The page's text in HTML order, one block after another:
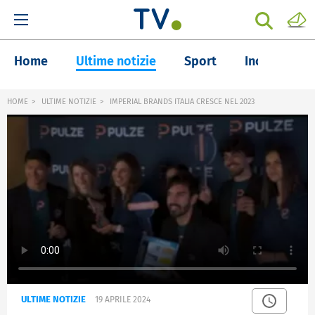
Home Ultime notizie Sport Inchieste
HOME ULTIME NOTIZIE IMPERIAL BRANDS ITALIA CRESCE NEL 2023
ULTIME NOTIZIE 19 APRILE 2024